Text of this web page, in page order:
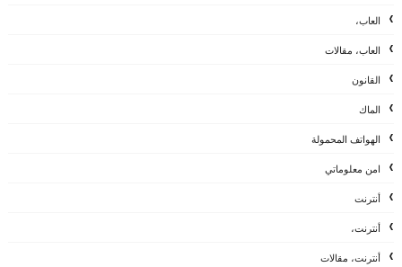
العاب،
العاب، مقالات
القانون
الماك
الهواتف المحمولة
امن معلوماتي
أنترنت
أنترنت،
أنترنت، مقالات